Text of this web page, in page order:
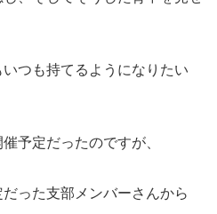
つも持てるようになりたい
予定だったのですが、
った支部メンバーさんから